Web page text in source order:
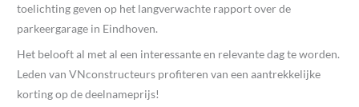
toelichting geven op het langverwachte rapport over de
parkeergarage in Eindhoven.
Het belooft al met al een interessante en relevante dag te worden.
Leden van VNconstructeurs profiteren van een aantrekkelijke
korting op de deelnameprijs!